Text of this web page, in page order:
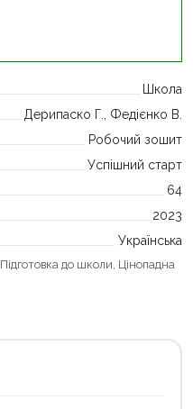
Школа
Дерипаско Г., Федієнко В.
Робочий зошит
Успішний старт
64
2023
Українська
Підготовка до школи Цінопадна